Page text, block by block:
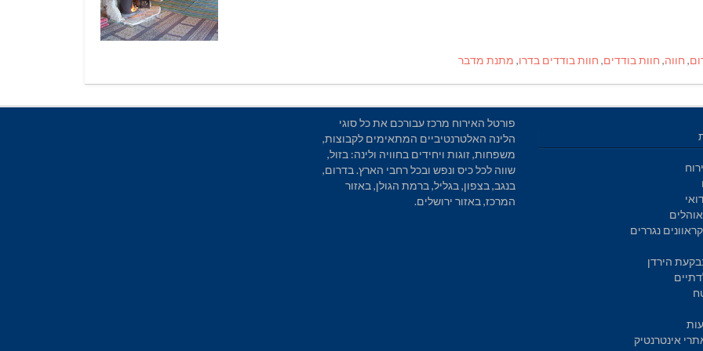
, חווה, חוות בודדים, חוות בודדים בדרו, מתנת מדבר
פורטל האירוח מרכז עבורכם את כל סוגי
הלינה האלטרנטיביים המתאימים לקבוצות,
משפחות, זוגות ויחידים בחוויה ולינה: בזול,
שווה לכל כיס ונפש ובכל רחבי הארץ. בדרום,
בנגב, בצפון, בגליל, ברמת הגולן, באזור
המרכז, באזור ירושלים.
נגררים
הירדן
אינטרנטיק